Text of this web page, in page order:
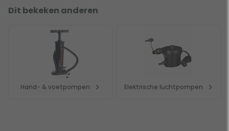
Dit bekeken anderen
Hand- & voetpompen Elektrische luchtpompen